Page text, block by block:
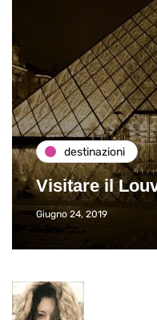
destinazioni
Visitare il
Giugno 24, 2019